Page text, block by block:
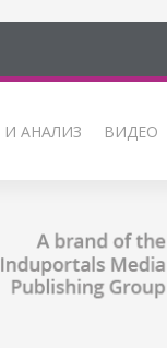
АНАЛИЗ ВИДЕО